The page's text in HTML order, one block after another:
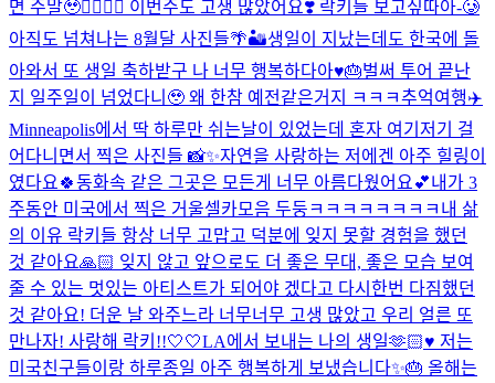
면 주말🥹❤️‍🔥❤️‍🔥 이번주도 고생 많았어요❣️ 락키들 보고싶따아-🥲
아직도 넘쳐나는 8월달 사진들🌴🏜️생일이 지났는데도 한국에 돌
아와서 또 생일 축하받구 나 너무 행복하다아♥️🎂벌써 투어 끝난
지 일주일이 넘었다니🥹 왜 한참 예전같은거지 ㅋㅋㅋ추억여행✈️
Minneapolis에서 딱 하루만 쉬는날이 있었는데 혼자 여기저기 걸
어다니면서 찍은 사진들 📸✨자연을 사랑하는 저에겐 아주 힐링이
였다요🍀동화속 같은 그곳은 모든게 너무 아름다웠어요💕내가 3
주동안 미국에서 찍은 거울셀카모음 두둥ㅋㅋㅋㅋㅋㅋㅋㅋ 내 삶
의 이유 락키들 항상 너무 고맙고 덕분에 잊지 못할 경험을 했던
것 같아요🙏🏻 잊지 않고 앞으로도 더 좋은 무대, 좋은 모습 보여
줄 수 있는 멋있는 아티스트가 되어야 겠다고 다시한번 다짐했던
것 같아요! 더운 날 와주느라 너무너무 고생 많았고 우리 얼른 또
만나자! 사랑해 락키!!🤍🤍LA에서 보내는 나의 생일🫶🏻♥️ 저는
미국친구들이랑 하루종일 아주 행복하게 보냈습니다✨🎂 올해는